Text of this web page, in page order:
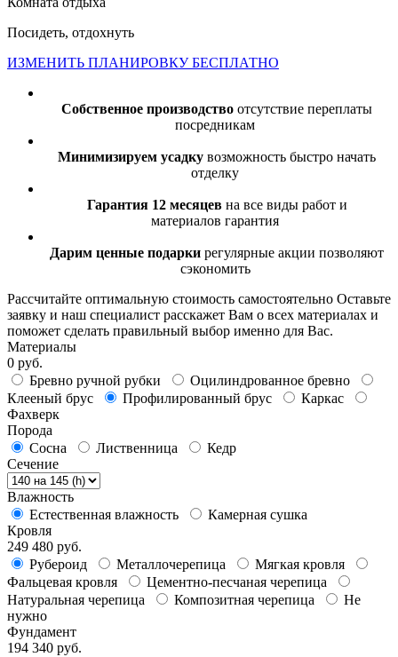
Посидеть, отдохнуть
ИЗМЕНИТЬ ПЛАНИРОВКУ БЕСПЛАТНО
Собственное производство отсутствие переплаты
посредникам
Минимизируем усадку возможность быстро начать
отделку
Гарантия 12 месяцев на все виды работ и
материалов гарантия
Дарим ценные подарки регулярные акции позволяют
сэкономить
Рассчитайте оптимальную стоимость самостоятельно Оставьте
заявку и наш специалист расскажет Вам о всех материалах и
поможет сделать правильный выбор именно для Вас.
Материалы
0 руб.
Бревно ручной рубки
Оцилиндрованное бревно
Клееный брус
Профилированный брус
Каркас
Фахверк
Порода
Сосна
Лиственница
Кедр
Сечение
Влажность
Естественная влажность
Камерная сушка
Кровля
249 480 руб.
Рубероид
Металлочерепица
Мягкая кровля
Фальцевая кровля
Цементно-песчаная черепица
Натуральная черепица
Композитная черепица
Не
нужно
Фундамент
194 340 руб.